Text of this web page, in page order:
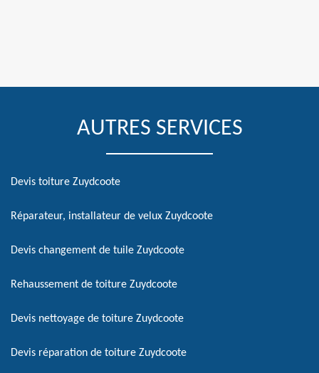
AUTRES SERVICES
Devis toiture Zuydcoote
Réparateur, installateur de velux Zuydcoote
Devis changement de tuile Zuydcoote
Rehaussement de toiture Zuydcoote
Devis nettoyage de toiture Zuydcoote
Devis réparation de toiture Zuydcoote